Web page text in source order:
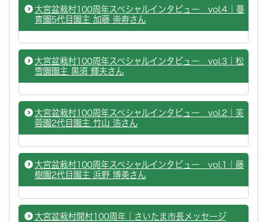
大宮盆栽村100周年スペシャルインタビュー vol.4｜蔓
青園5代目園主 加藤 崇寿さん
大宮盆栽村100周年スペシャルインタビュー vol.3｜松
雪園園主 黒須 輝夫さん
大宮盆栽村100周年スペシャルインタビュー vol.2｜芙
蓉園2代目園主 竹山 浩さん
大宮盆栽村100周年スペシャルインタビュー vol.1｜藤
樹園2代目園主 浜野 博美さん
大宮盆栽村開村100周年｜さいたま市長メッセージ